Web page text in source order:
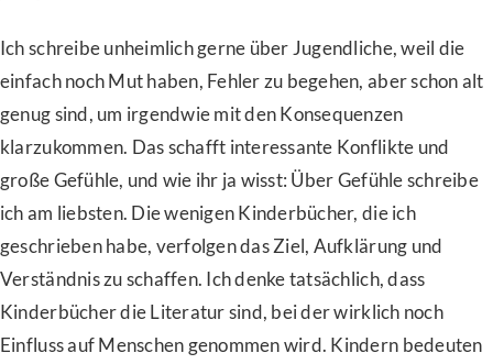
Ich schreibe unheimlich gerne über Jugendliche, weil die
einfach noch Mut haben, Fehler zu begehen, aber schon alt
genug sind, um irgendwie mit den Konsequenzen
klarzukommen. Das schafft interessante Konflikte und
große Gefühle, und wie ihr ja wisst: Über Gefühle schreibe
ich am liebsten. Die wenigen Kinderbücher, die ich
geschrieben habe, verfolgen das Ziel, Aufklärung und
Verständnis zu schaffen. Ich denke tatsächlich, dass
Kinderbücher die Literatur sind, bei der wirklich noch
Einfluss auf Menschen genommen wird. Kindern bedeuten